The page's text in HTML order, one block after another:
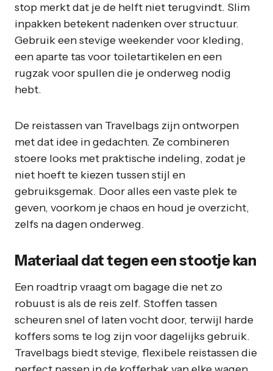
stop merkt dat je de helft niet terugvindt. Slim
inpakken betekent nadenken over structuur.
Gebruik een stevige weekender voor kleding,
een aparte tas voor toiletartikelen en een
rugzak voor spullen die je onderweg nodig
hebt.
De reistassen van Travelbags zijn ontworpen
met dat idee in gedachten. Ze combineren
stoere looks met praktische indeling, zodat je
niet hoeft te kiezen tussen stijl en
gebruiksgemak. Door alles een vaste plek te
geven, voorkom je chaos en houd je overzicht,
zelfs na dagen onderweg.
Materiaal dat tegen een stootje kan
Een roadtrip vraagt om bagage die net zo
robuust is als de reis zelf. Stoffen tassen
scheuren snel of laten vocht door, terwijl harde
koffers soms te log zijn voor dagelijks gebruik.
Travelbags biedt stevige, flexibele reistassen die